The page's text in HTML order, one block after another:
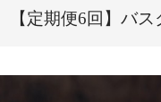
【定期便6回】バ